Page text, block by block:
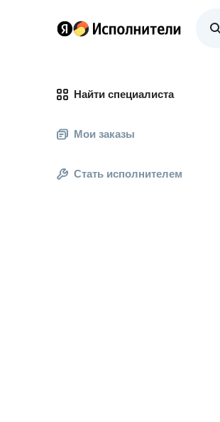
Найти специалиста
Мои заказы
Стать исполнителем